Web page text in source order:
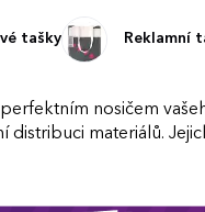
tašky Reklamní
nosičem
distribuci materiálů.